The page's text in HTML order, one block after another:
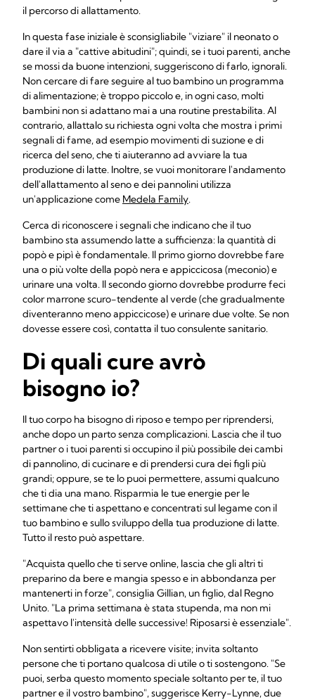
il percorso di allattamento.
In questa fase iniziale è sconsigliabile "viziare" il neonato o
dare il via a "cattive abitudini"; quindi, se i tuoi parenti, anche
se mossi da buone intenzioni, suggeriscono di farlo, ignorali.
Non cercare di fare seguire al tuo bambino un programma
di alimentazione; è troppo piccolo e, in ogni caso, molti
bambini non si adattano mai a una routine prestabilita. Al
contrario, allattalo su richiesta ogni volta che mostra i primi
segnali di fame, ad esempio movimenti di suzione e di
ricerca del seno, che ti aiuteranno ad avviare la tua
produzione di latte. Inoltre, se vuoi monitorare l'andamento
dell'allattamento al seno e dei pannolini utilizza
un'applicazione come Medela Family.
Cerca di riconoscere i segnali che indicano che il tuo
bambino sta assumendo latte a sufficienza: la quantità di
popò e pipì è fondamentale. Il primo giorno dovrebbe fare
una o più volte della popò nera e appiccicosa (meconio) e
urinare una volta. Il secondo giorno dovrebbe produrre feci
color marrone scuro-tendente al verde (che gradualmente
diventeranno meno appiccicose) e urinare due volte. Se non
dovesse essere così, contatta il tuo consulente sanitario.
Di quali cure avrò
bisogno io?
Il tuo corpo ha bisogno di riposo e tempo per riprendersi,
anche dopo un parto senza complicazioni. Lascia che il tuo
partner o i tuoi parenti si occupino il più possibile dei cambi
di pannolino, di cucinare e di prendersi cura dei figli più
grandi; oppure, se te lo puoi permettere, assumi qualcuno
che ti dia una mano. Risparmia le tue energie per le
settimane che ti aspettano e concentrati sul legame con il
tuo bambino e sullo sviluppo della tua produzione di latte.
Tutto il resto può aspettare.
"Acquista quello che ti serve online, lascia che gli altri ti
preparino da bere e mangia spesso e in abbondanza per
mantenerti in forze", consiglia Gillian, un figlio, dal Regno
Unito. "La prima settimana è stata stupenda, ma non mi
aspettavo l'intensità delle successive! Riposarsi è essenziale".
Non sentirti obbligata a ricevere visite; invita soltanto
persone che ti portano qualcosa di utile o ti sostengono. "Se
puoi, serba questo momento speciale soltanto per te, il tuo
partner e il vostro bambino", suggerisce Kerry-Lynne, due